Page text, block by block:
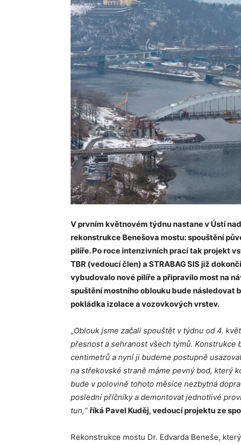
V prvním květnovém týdnu nastane v Ústí
rekonstrukce Benešova mostu: spouštění
pilíře. Po roce intenzivních prací tak projekt
TBR (vedoucí člen) a STRABAG SIS již
vybudovalo nové pilíře a připravilo most na
spuštění mostního oblouku bude následovat
pokládka izolace a vozovkových vrstev.
„Oblouk jsme začali spouštět v týdnu od 4.
přesnost a sehranost všech týmů.
centimetrů a nyní ji budeme postupně
na střekovské straně máme pevný bod, který
bude v polovině tohoto měsíce nezbytná
poslední příčníky a demontovat jednotlivé
tun,“ říká Pavel Kuděj, vedoucí projektu ze
Rekonstrukce mostu Dr. Edvarda Beneše,